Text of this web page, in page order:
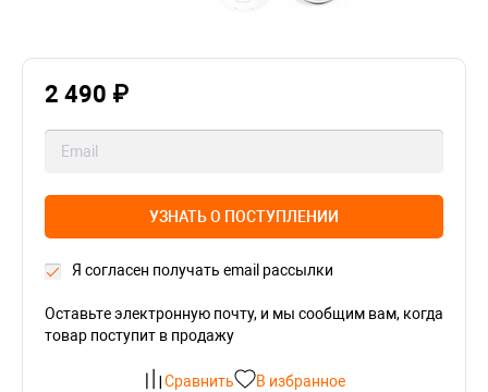
2 490 ₽
УЗНАТЬ О ПОСТУПЛЕНИИ
Я согласен получать email рассылки
Оставьте электронную почту, и мы сообщим вам, когда
товар поступит в продажу
Сравнить В избранное